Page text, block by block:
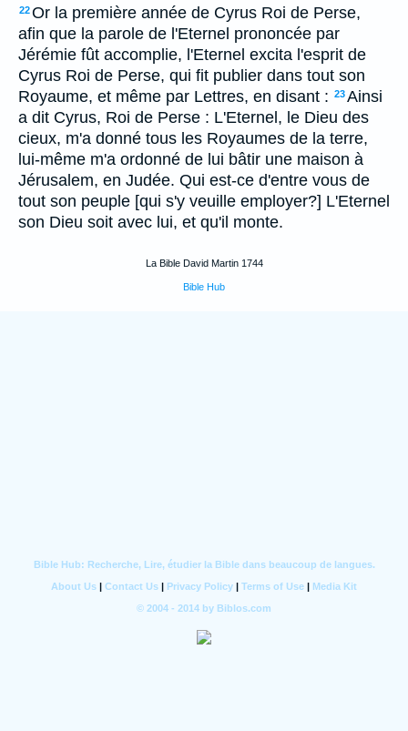
22Or la première année de Cyrus Roi de Perse,
afin que la parole de l'Eternel prononcée par
Jérémie fût accomplie, l'Eternel excita l'esprit de
Cyrus Roi de Perse, qui fit publier dans tout son
Royaume, et même par Lettres, en disant : 23Ainsi
a dit Cyrus, Roi de Perse : L'Eternel, le Dieu des
cieux, m'a donné tous les Royaumes de la terre,
lui-même m'a ordonné de lui bâtir une maison à
Jérusalem, en Judée. Qui est-ce d'entre vous de
tout son peuple [qui s'y veuille employer?] L'Eternel
son Dieu soit avec lui, et qu'il monte.
La Bible David Martin 1744
Bible Hub